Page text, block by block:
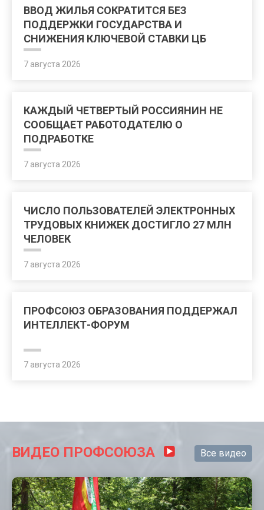
ВВОД ЖИЛЬЯ СОКРАТИТСЯ БЕЗ
ПОДДЕРЖКИ ГОСУДАРСТВА И
СНИЖЕНИЯ КЛЮЧЕВОЙ СТАВКИ ЦБ
7 августа 2026
КАЖДЫЙ ЧЕТВЕРТЫЙ РОССИЯНИН НЕ
СООБЩАЕТ РАБОТОДАТЕЛЮ О
ПОДРАБОТКЕ
7 августа 2026
ЧИСЛО ПОЛЬЗОВАТЕЛЕЙ ЭЛЕКТРОННЫХ
ТРУДОВЫХ КНИЖЕК ДОСТИГЛО 27 МЛН
ЧЕЛОВЕК
7 августа 2026
ПРОФСОЮЗ ОБРАЗОВАНИЯ ПОДДЕРЖАЛ
ИНТЕЛЛЕКТ-ФОРУМ
7 августа 2026
ВИДЕО ПРОФСОЮЗА Все видео